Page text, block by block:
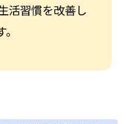
活習慣を改善し